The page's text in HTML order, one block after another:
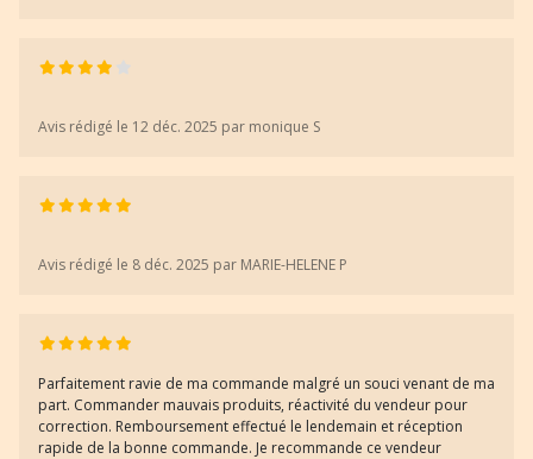
Avis rédigé le 12 déc. 2025 par monique S
Avis rédigé le 8 déc. 2025 par MARIE-HELENE P
Parfaitement ravie de ma commande malgré un souci venant de ma
part. Commander mauvais produits, réactivité du vendeur pour
correction. Remboursement effectué le lendemain et réception
rapide de la bonne commande. Je recommande ce vendeur